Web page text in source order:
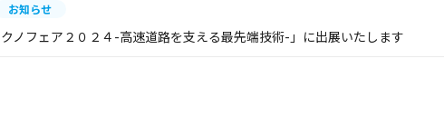
お知らせ
クノフェア２０２４-高速道路を支える最先端技術-」に出展いたします